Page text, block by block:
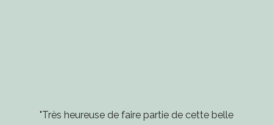
"Très heureuse de faire partie de cette belle